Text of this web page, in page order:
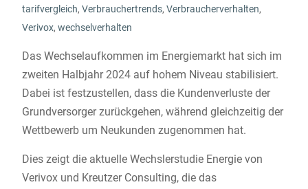
tarifvergleich, Verbrauchertrends, Verbraucherverhalten,
Verivox, wechselverhalten
Das Wechselaufkommen im Energiemarkt hat sich im
zweiten Halbjahr 2024 auf hohem Niveau stabilisiert.
Dabei ist festzustellen, dass die Kundenverluste der
Grundversorger zurückgehen, während gleichzeitig der
Wettbewerb um Neukunden zugenommen hat.
Dies zeigt die aktuelle Wechslerstudie Energie von
Verivox und Kreutzer Consulting, die das